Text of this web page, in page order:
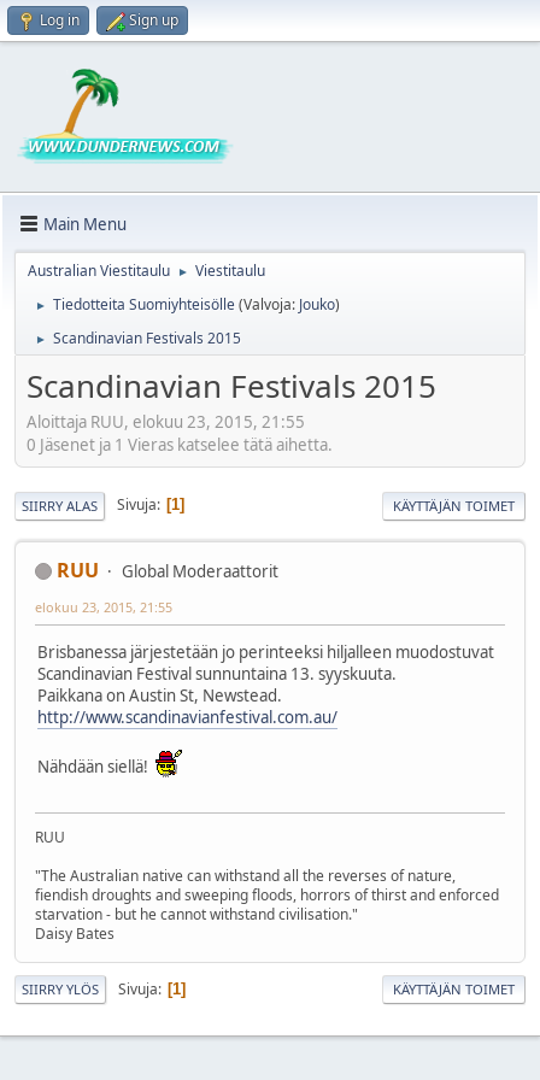
Log in Sign up
Main Menu
Australian Viestitaulu ► Viestitaulu
► Tiedotteita Suomiyhteisölle(Valvoja: Jouko)
► Scandinavian Festivals 2015
Scandinavian Festivals 2015
Aloittaja RUU, elokuu 23, 2015, 21:55
0 Jäsenet ja 1 Vieras katselee tätä aihetta.
SIIRRY ALAS Sivuja 1 KÄYTTÄJÄN TOIMET
RUU Global Moderaattorit
elokuu 23, 2015, 21:55
Brisbanessa järjestetään jo perinteeksi hiljalleen muodostuvat
Scandinavian Festival sunnuntaina 13. syyskuuta.
Paikkana on Austin St, Newstead.
http://www.scandinavianfestival.com.au/
Nähdään siellä!
RUU
"The Australian native can withstand all the reverses of nature,
fiendish droughts and sweeping floods, horrors of thirst and enforced
starvation - but he cannot withstand civilisation."
Daisy Bates
SIIRRY YLÖS Sivuja 1 KÄYTTÄJÄN TOIMET